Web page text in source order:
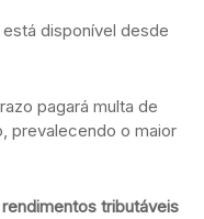
disponível desde
pagará multa de
prevalecendo o maior
tributáveis